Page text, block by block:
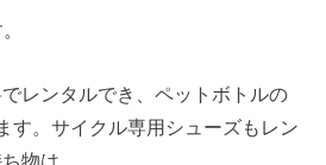
レンタルでき、ペットボトルの
す。サイクル専用シューズもレン
物は、